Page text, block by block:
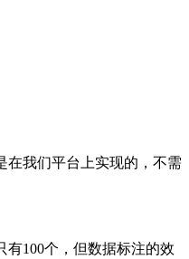
我们平台上实现的，不需
100个，但数据标注的效